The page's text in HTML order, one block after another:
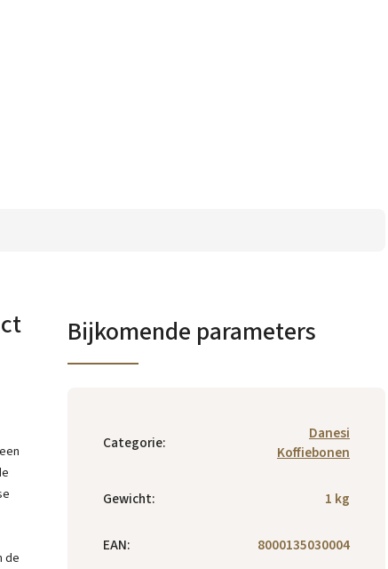
de
Bijkomende parameters
Categorie:
Danesi
Koffiebonen
Gewicht: 1 kg
EAN: 8000135030004